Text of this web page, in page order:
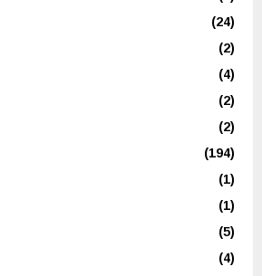
(24)
(2)
(4)
(2)
(2)
(194)
(1)
(1)
(5)
(4)